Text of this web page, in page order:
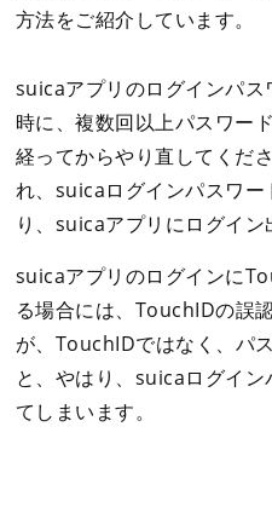
方法をご紹介しています。
suicaアプリのログインパス
時に、複数回以上パスワー
経ってからやり直してくだ
れ、suicaログインパスワ
り、suicaアプリにログイン
suicaアプリのログインに
る場合には、TouchIDの誤
が、TouchIDではなく、パ
と、やはり、suicaログイ
てしまいます。